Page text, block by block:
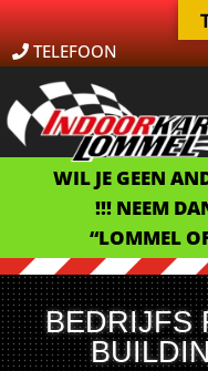
TELEFOON
WIL JE GEEN
!!! NEEM
“LOMMEL
BEDRIJFS